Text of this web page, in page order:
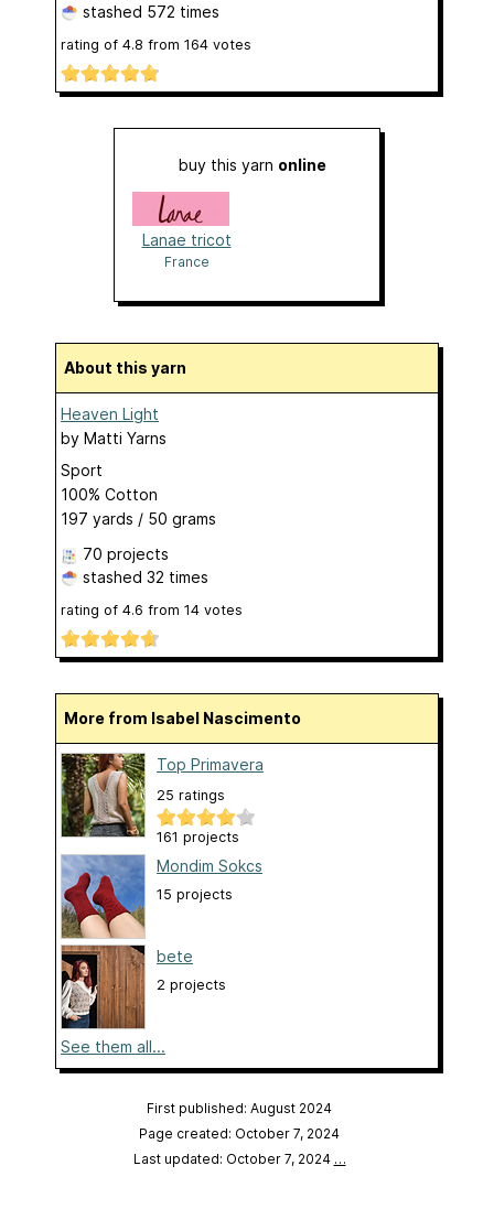
stashed 572 times
rating of 4.8 from 164 votes
buy this yarn online
Lanae tricot
France
About this yarn
Heaven Light
by Matti Yarns
Sport
100% Cotton
197 yards / 50 grams
70 projects
stashed 32 times
rating of 4.6 from 14 votes
More from Isabel Nascimento
Top Primavera
25 ratings
161 projects
Mondim Sokcs
15 projects
bete
2 projects
See them all...
First published: August 2024
Page created: October 7, 2024
Last updated: October 7, 2024 …